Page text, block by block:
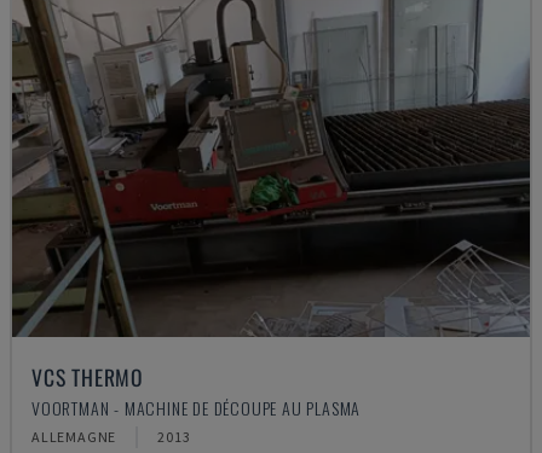
VCS THERMO
VOORTMAN - MACHINE DE DÉCOUPE AU PLASMA
ALLEMAGNE 2013